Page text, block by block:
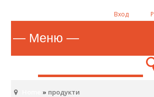
Вход
» продукти